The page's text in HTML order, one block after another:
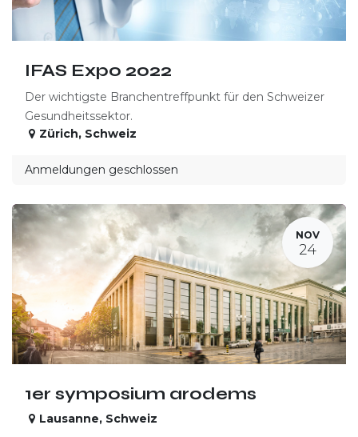
IFAS Expo 2022
Der wichtigste Branchentreffpunkt für den Schweizer
Gesundheitssektor.
Zürich, Schweiz
Anmeldungen geschlossen
NOV
24
1er symposium arodems
Lausanne, Schweiz